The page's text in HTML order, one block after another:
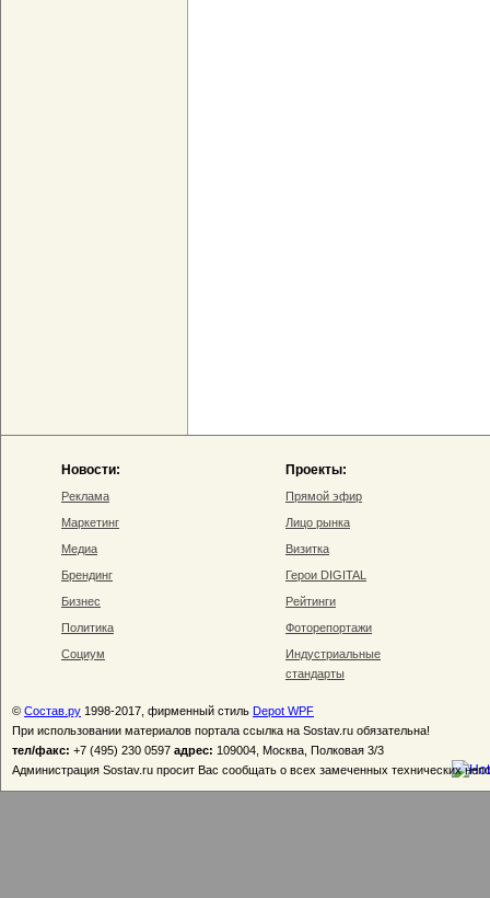
Новости:
Реклама
Маркетинг
Медиа
Брендинг
Бизнес
Политика
Социум
Проекты:
Прямой эфир
Лицо рынка
Визитка
Герои DIGITAL
Рейтинги
Фоторепортажи
Индустриальные
стандарты
© Состав.ру 1998-2017, фирменный стиль Depot WPF
При использовании материалов портала ссылка на Sostav.ru обязательна!
тел/факс: +7 (495) 230 0597 адрес: 109004, Москва, Полковая 3/3
Администрация Sostav.ru просит Вас сообщать о всех замеченных технических